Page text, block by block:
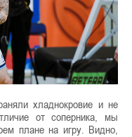
хладнокровие и не
от соперника, мы
плане на игру. Видно,